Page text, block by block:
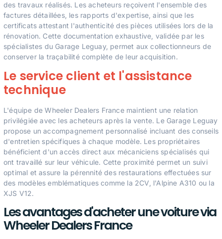
des travaux réalisés. Les acheteurs reçoivent l'ensemble des
factures détaillées, les rapports d'expertise, ainsi que les
certificats attestant l'authenticité des pièces utilisées lors de la
rénovation. Cette documentation exhaustive, validée par les
spécialistes du Garage Leguay, permet aux collectionneurs de
conserver la traçabilité complète de leur acquisition.
Le service client et l'assistance
technique
L'équipe de Wheeler Dealers France maintient une relation
privilégiée avec les acheteurs après la vente. Le Garage Leguay
propose un accompagnement personnalisé incluant des conseils
d'entretien spécifiques à chaque modèle. Les propriétaires
bénéficient d'un accès direct aux mécaniciens spécialisés qui
ont travaillé sur leur véhicule. Cette proximité permet un suivi
optimal et assure la pérennité des restaurations effectuées sur
des modèles emblématiques comme la 2CV, l'Alpine A310 ou la
XJS V12.
Les avantages d'acheter une voiture via
Wheeler Dealers France